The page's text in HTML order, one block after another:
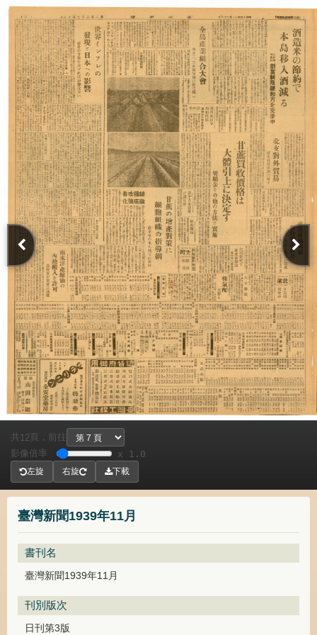
臺灣新聞1939年11月
書刊名
臺灣新聞1939年11月
刊別版次
日刊第3版
共 12頁， 前往
影像倍率
x 1.0
左旋 右旋 下載